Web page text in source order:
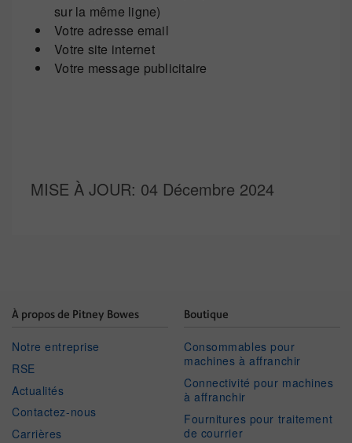
sur la même ligne)
Votre adresse email
Votre site internet
Votre message publicitaire
MISE À JOUR: 04 Décembre 2024
À propos de Pitney Bowes
Notre entreprise
RSE
Actualités
Contactez-nous
Carrières
Boutique
Consommables pour
machines à affranchir
Connectivité pour machines
à affranchir
Fournitures pour traitement
de courrier